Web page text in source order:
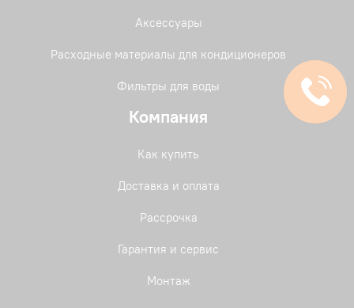
Аксессуары
Расходные материалы для кондиционеров
Фильтры для воды
Компания
Как купить
Доставка и оплата
Рассрочка
Гарантия и сервис
Монтаж